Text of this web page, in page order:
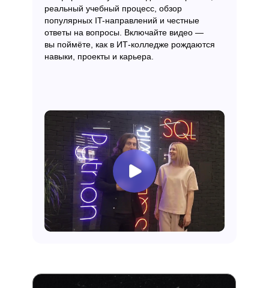
реальный учебный процесс, обзор
популярных IT-направлений и честные
ответы на вопросы. Включайте видео —
вы поймёте, как в ИТ-колледже рождаются
навыки, проекты и карьера.